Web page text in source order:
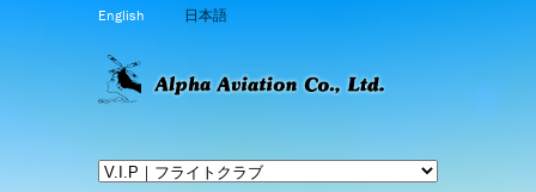
English 日本語